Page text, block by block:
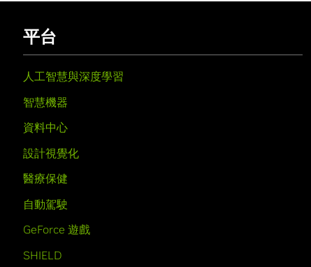
平台
人工智慧與深度學習
智慧機器
資料中心
設計視覺化
醫療保健
自動駕駛
GeForce 遊戲
SHIELD